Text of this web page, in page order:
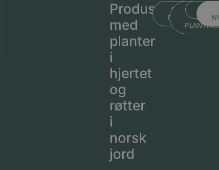
Produsert
med
planter
i
hjertet
og
røtter
i
norsk
jord
BLI KJENT MED
BLI
MED